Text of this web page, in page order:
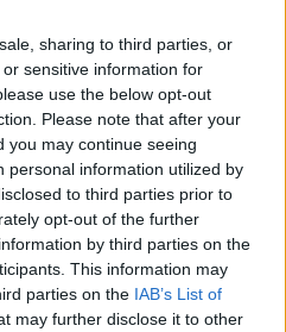
sharing to third parties, or
sensitive information for
use the below opt-out
Please note that after your
you may continue seeing
personal information utilized by
to third parties prior to
opt-out of the further
by third parties on the
This information may
parties on the IAB’s List of
may further disclose it to other
guida turistica fiorentina,
a Santa Maria Novella in un
ora dirige
su patrimoni locali. In
itinerari slow, firma dossier